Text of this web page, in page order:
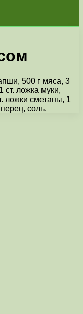
500 г мяса, 3
ст. ложка муки,
ложки сметаны, 1
соль.